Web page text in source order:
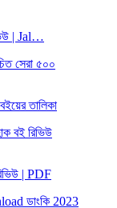
| Jal…
তালিকা
| PDF